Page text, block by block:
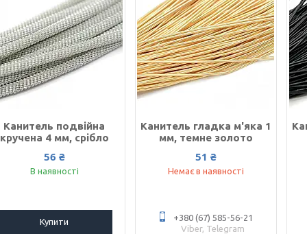
Канитель подвійна
кручена 4 мм, срібло
56 ₴
В наявності
Купити
Канитель гладка м'яка 1
мм, темне золото
51 ₴
Немає в наявності
+380 (67) 585-56-21
Viber, Telegram